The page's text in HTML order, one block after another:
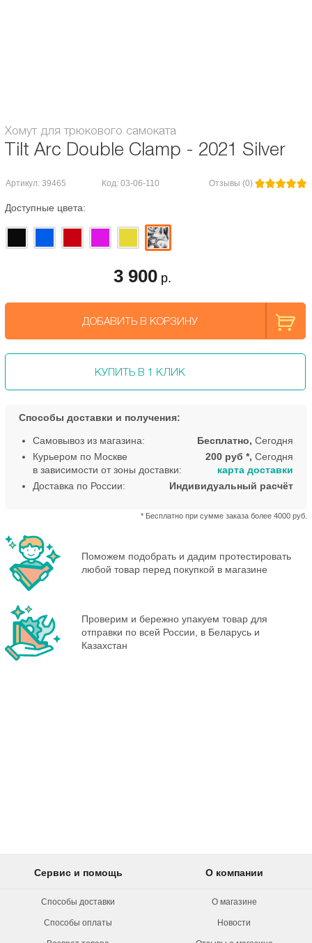
Хомут для трюкового самоката
Tilt Arc Double Clamp - 2021 Silver
Артикул: 39465 Код: 03-06-110 Отзывы (0)
Доступные цвета:
3 900р.
ДОБАВИТЬ В КОРЗИНУ
КУПИТЬ В 1 КЛИК
Способы доставки и получения:
Самовывоз из магазина: Бесплатно, Сегодня
Курьером по Москве
в зависимости от зоны доставки:
200 руб *, Сегодня
* Бесплатно при сумме заказа более 4000 руб.
карта доставки
Доставка по России:
Индивидуальный расчёт
Поможем подобрать и дадим протестировать
любой товар перед покупкой в магазине
Проверим и бережно упакуем товар для
отправки по всей России, в Беларусь и
Казахстан
Сервис и помощь
Способы доставки
Способы оплаты
О компании
О магазине
Новости